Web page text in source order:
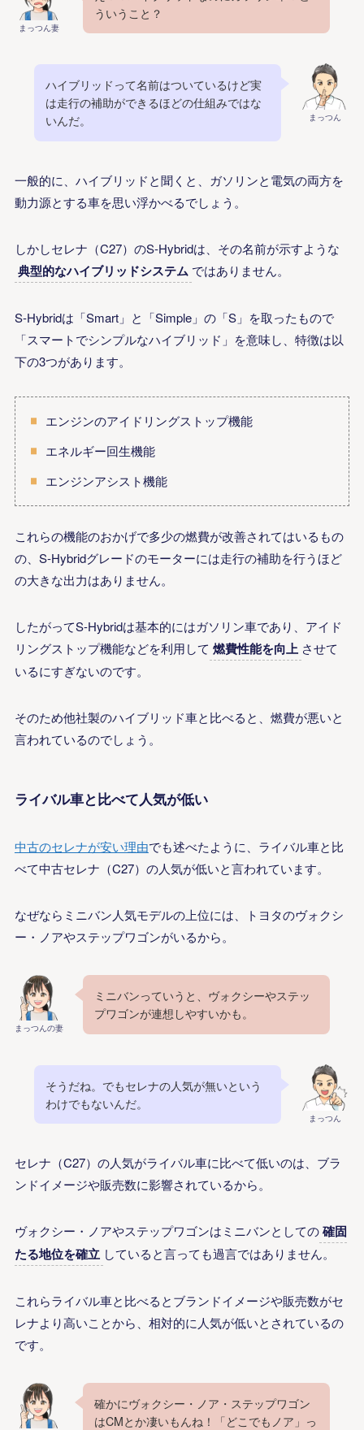
まっつん妻
ういうこと？
まっつん
ハイブリッドって名前はついているけど実
は走行の補助ができるほどの仕組みではな
いんだ。
一般的に、ハイブリッドと聞くと、ガソリンと電気の両方を
動力源とする車を思い浮かべるでしょう。
しかしセレナ（C27）のS-Hybridは、その名前が示すような
典型的なハイブリッドシステム ではありません。
S-Hybridは「Smart」と「Simple」の「S」を取ったもので
「スマートでシンプルなハイブリッド」を意味し、特徴は以
下の3つがあります。
エンジンのアイドリングストップ機能
エネルギー回生機能
エンジンアシスト機能
これらの機能のおかげで多少の燃費が改善されてはいるもの
の、S-Hybridグレードのモーターには走行の補助を行うほど
の大きな出力はありません。
したがってS-Hybridは基本的にはガソリン車であり、アイド
リングストップ機能などを利用して 燃費性能を向上 させて
いるにすぎないのです。
そのため他社製のハイブリッド車と比べると、燃費が悪いと
言われているのでしょう。
ライバル車と比べて人気が低い
中古のセレナが安い理由でも述べたように、ライバル車と比
べて中古セレナ（C27）の人気が低いと言われています。
なぜならミニバン人気モデルの上位には、トヨタのヴォクシ
ー・ノアやステップワゴンがいるから。
まっつんの妻
ミニバンっていうと、ヴォクシーやステッ
プワゴンが連想しやすいかも。
まっつん
そうだね。でもセレナの人気が無いという
わけでもないんだ。
セレナ（C27）の人気がライバル車に比べて低いのは、ブラ
ンドイメージや販売数に影響されているから。
ヴォクシー・ノアやステップワゴンはミニバンとしての確固
たる地位を確立 していると言っても過言ではありません。
これらライバル車と比べるとブランドイメージや販売数がセ
レナより高いことから、相対的に人気が低いとされているの
です。
確かにヴォクシー・ノア・ステップワゴン
はCMとか凄いもんね！「どこでもノア」っ